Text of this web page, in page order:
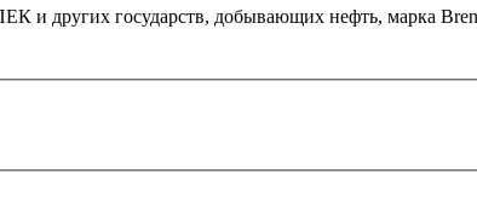
и других государств, добывающих нефть, марка